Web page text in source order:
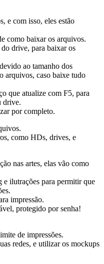
e com isso, eles estão
como baixar os arquivos.
drive, para baixar os
ao tamanho dos
arquivos, caso baixe tudo
que atualize com F5, para
drive.
por completo.
como HDs, drives, e
nas artes, elas vão como
e ilutrações para permitir que
impressão.
protegido por senha!
de impressões.
redes, e utilizar os mockups